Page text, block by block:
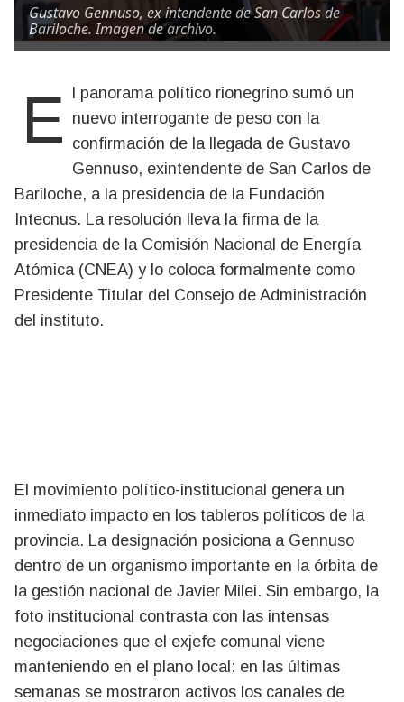
Gustavo Gennuso, ex intendente de San Carlos de
Bariloche. Imagen de archivo.
El panorama político rionegrino sumó un nuevo interrogante de peso con la
confirmación de la llegada de Gustavo
Gennuso, exintendente de San Carlos de
Bariloche, a la presidencia de la Fundación
Intecnus. La resolución lleva la firma de la
presidencia de la Comisión Nacional de Energía
Atómica (CNEA) y lo coloca formalmente como
Presidente Titular del Consejo de Administración
del instituto.
El movimiento político-institucional genera un
inmediato impacto en los tableros políticos de la
provincia. La designación posiciona a Gennuso
dentro de un organismo importante en la órbita de
la gestión nacional de Javier Milei. Sin embargo, la
foto institucional contrasta con las intensas
negociaciones que el exjefe comunal viene
manteniendo en el plano local: en las últimas
semanas se mostraron activos los canales de